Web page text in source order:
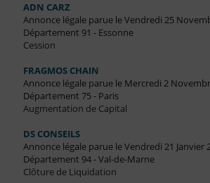
ADN CARZ
Annonce légale parue le Vendredi 25
Département 91 - Essonne
Cession
FRAGMOS CHAIN
Annonce légale parue le Mercredi 2
Département 75 - Paris
Augmentation de Capital
DS CONSEILS
Annonce légale parue le Vendredi 21 Janvier
Département 94 - Val-de-Marne
Clôture de Liquidation